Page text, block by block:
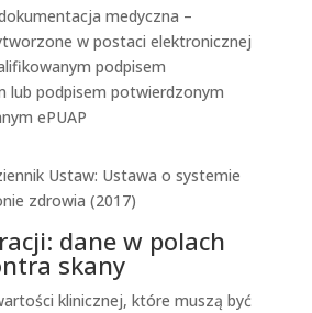
medyczna –
w postaci elektronicznej
podpisem
lub podpisem potwierdzonym
ePUAP
Ustaw: Ustawa o systemie
zdrowia (2017)
dane w polach
skany
klinicznej, które muszą być